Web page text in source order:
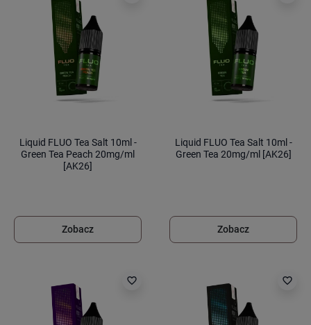
Liquid FLUO Tea Salt 10ml -
Green Tea Peach 20mg/ml
[AK26]
Zobacz
Liquid FLUO Tea Salt 10ml -
Green Tea 20mg/ml [AK26]
Zobacz
favorite_border favorite_border